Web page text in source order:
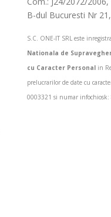
B-dul Bucuresti Nr
S.C. ONE-IT SRL este
Nationala de
cu Caracter Personalin
prelucrarilor de date cu
0003321 si numar